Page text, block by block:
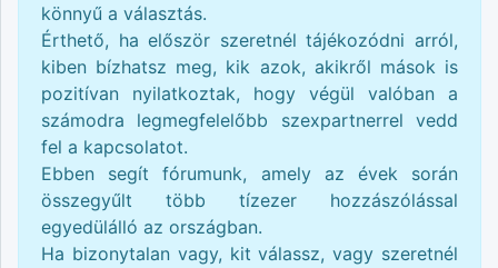
könnyű a választás.
Érthető, ha először szeretnél tájékozódni arról,
kiben bízhatsz meg, kik azok, akikről mások is
pozitívan nyilatkoztak, hogy végül valóban a
számodra legmegfelelőbb szexpartnerrel vedd
fel a kapcsolatot.
Ebben segít fórumunk, amely az évek során
összegyűlt több tízezer hozzászólással
egyedülálló az országban.
Ha bizonytalan vagy, kit válassz, vagy szeretnél